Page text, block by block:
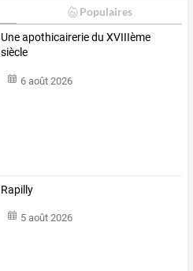
Populaires
Une apothicairerie du XVIIIème
siècle
6 août 2026
Rapilly
5 août 2026